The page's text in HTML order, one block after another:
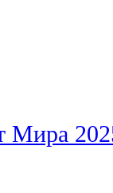
Мира